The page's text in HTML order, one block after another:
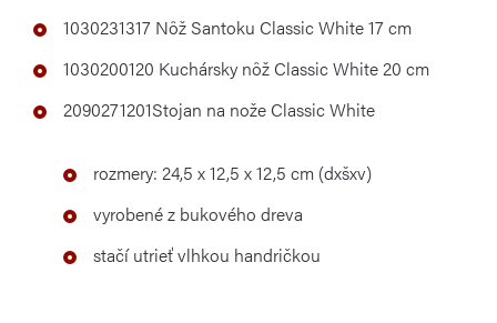
1030231317 Nôž Santoku Classic White 17 cm
1030200120 Kuchársky nôž Classic White 20 cm
2090271201Stojan na nože Classic White
rozmery: 24,5 x 12,5 x 12,5 cm (dxšxv)
vyrobené z bukového dreva
stačí utrieť vlhkou handričkou